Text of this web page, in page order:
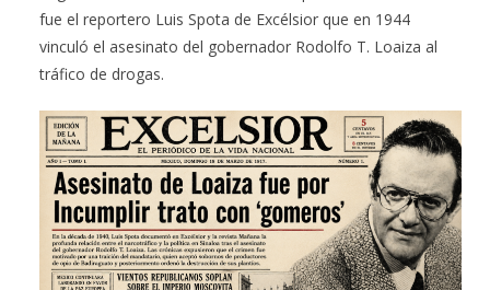
fue el reportero Luis Spota de Excélsior que en 1944
vinculó el asesinato del gobernador Rodolfo T. Loaiza al
tráfico de drogas.